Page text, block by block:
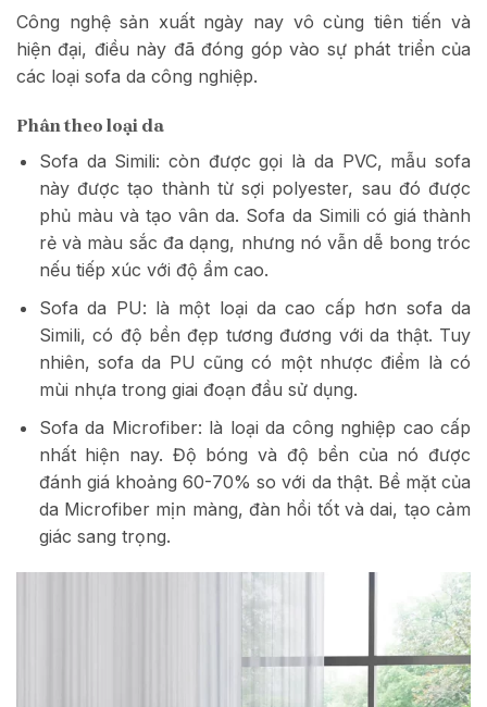
Công nghệ sản xuất ngày nay vô cùng tiên tiến và
hiện đại, điều này đã đóng góp vào sự phát triển của
các loại sofa da công nghiệp.
Phân theo loại da
Sofa da Simili: còn được gọi là da PVC, mẫu sofa
này được tạo thành từ sợi polyester, sau đó được
phủ màu và tạo vân da. Sofa da Simili có giá thành
rẻ và màu sắc đa dạng, nhưng nó vẫn dễ bong tróc
nếu tiếp xúc với độ ẩm cao.
Sofa da PU: là một loại da cao cấp hơn sofa da
Simili, có độ bền đẹp tương đương với da thật. Tuy
nhiên, sofa da PU cũng có một nhược điểm là có
mùi nhựa trong giai đoạn đầu sử dụng.
Sofa da Microfiber: là loại da công nghiệp cao cấp
nhất hiện nay. Độ bóng và độ bền của nó được
đánh giá khoảng 60-70% so với da thật. Bề mặt của
da Microfiber mịn màng, đàn hồi tốt và dai, tạo cảm
giác sang trọng.